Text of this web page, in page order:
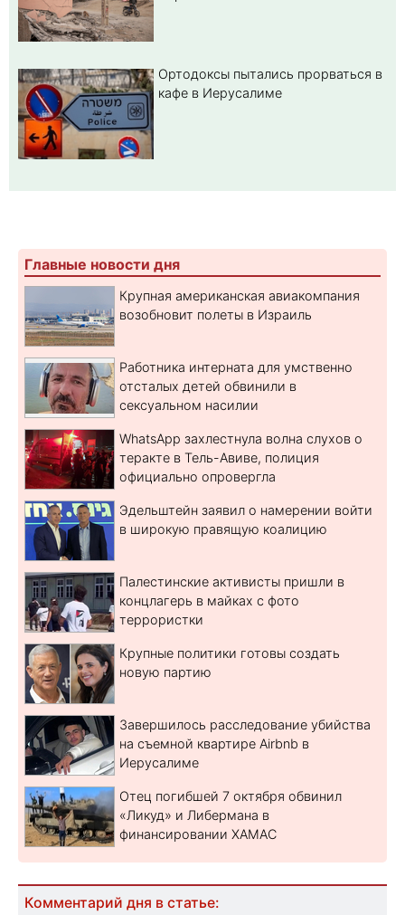
Ортодоксы пытались прорваться в
кафе в Иерусалиме
Главные новости дня
Крупная американская авиакомпания
возобновит полеты в Израиль
Работника интерната для умственно
отсталых детей обвинили в
сексуальном насилии
WhatsApp захлестнула волна слухов о
теракте в Тель-Авиве, полиция
официально опровергла
Эдельштейн заявил о намерении войти
в широкую правящую коалицию
Палестинские активисты пришли в
концлагерь в майках с фото
террористки
Крупные политики готовы создать
новую партию
Завершилось расследование убийства
на съемной квартире Airbnb в
Иерусалиме
Отец погибшей 7 октября обвинил
«Ликуд» и Либермана в
финансировании ХАМАС
Комментарий дня в статье: